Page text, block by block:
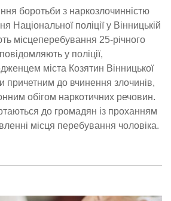
боротьби з наркозлочинністю
Національної поліції у Вінницькій
місцеперебування 25-річного
у поліції,
міста Козятин Вінницької
причетним до вчинення злочинів,
обігом наркотичних речовин.
до громадян із проханням
місця перебування чоловіка.